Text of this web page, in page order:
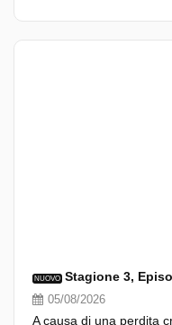
NUOVO Stagione 3,
05/08/2026
A causa di una perdita